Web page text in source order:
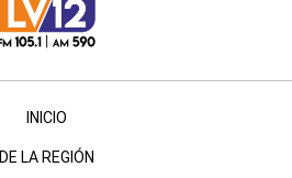
INICIO
DE LA REGIÓN